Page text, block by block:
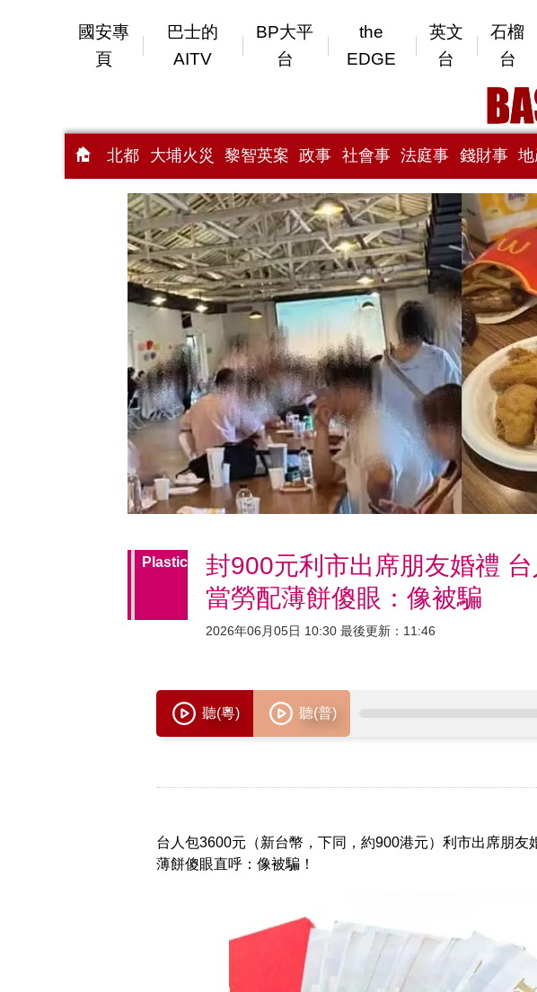
國安專
頁
巴士的
AITV
BP大平
台
the
EDGE
英文
台
石榴
台
北都 大埔火災 黎智英案 政事 社會事 法庭事 錢財事
Plastic
封900元利市出席朋友婚禮
當勞配薄餅傻眼：像被騙
2026年06月05日 10:30 最後更新：11:46
台人包3600元（新台幣，下同，約900港元）利市出席朋友
薄餅傻眼直呼：像被騙！